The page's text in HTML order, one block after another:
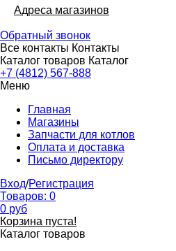
Адреса магазинов
Обратный звонок
Все контакты Контакты
Каталог товаров Каталог
+7 (4812) 567-888
Меню
Главная
Магазины
Запчасти для котлов
Оплата и доставка
Письмо директору
Вход/Регистрация
Товаров: 0
0 руб
Корзина пуста!
Каталог товаров